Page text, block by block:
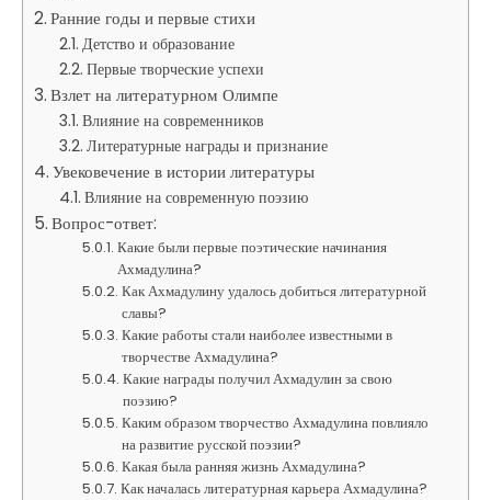
Ранние годы и первые стихи
Детство и образование
Первые творческие успехи
Взлет на литературном Олимпе
Влияние на современников
Литературные награды и признание
Увековечение в истории литературы
Влияние на современную поэзию
Вопрос-ответ:
Какие были первые поэтические начинания
Ахмадулина?
Как Ахмадулину удалось добиться литературной
славы?
Какие работы стали наиболее известными в
творчестве Ахмадулина?
Какие награды получил Ахмадулин за свою
поэзию?
Каким образом творчество Ахмадулина повлияло
на развитие русской поэзии?
Какая была ранняя жизнь Ахмадулина?
Как началась литературная карьера Ахмадулина?